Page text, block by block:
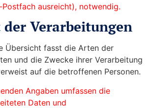
ausreicht), notwendig.
Verarbeitungen
Übersicht fasst die Arten der
und die Zwecke ihrer Verarbeitung
auf die betroffenen Personen.
Angaben umfassen die
Daten und